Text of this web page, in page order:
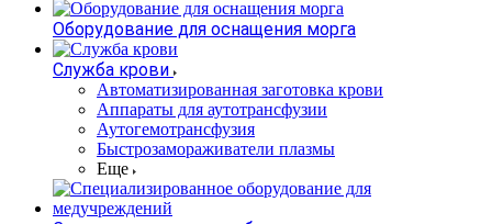
Оборудование для оснащения морга
Служба крови
Автоматизированная заготовка крови
Аппараты для аутотрансфузии
Аутогемотрансфузия
Быстрозамораживатели плазмы
Еще